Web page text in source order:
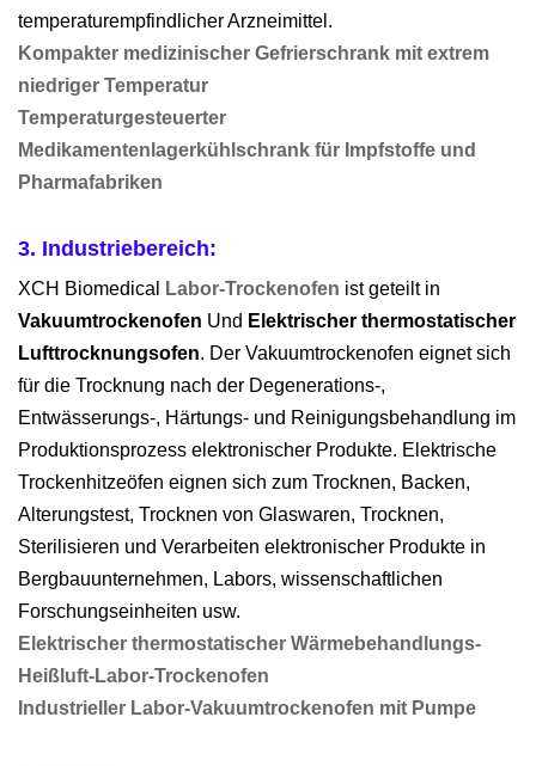
temperaturempfindlicher Arzneimittel.
Kompakter medizinischer Gefrierschrank mit extrem
niedriger Temperatur
Temperaturgesteuerter
Medikamentenlagerkühlschrank für Impfstoffe und
Pharmafabriken
3. Industriebereich:
XCH Biomedical Labor-Trockenofen ist geteilt in
Vakuumtrockenofen Und Elektrischer thermostatischer
Lufttrocknungsofen. Der Vakuumtrockenofen eignet sich
für die Trocknung nach der Degenerations-,
Entwässerungs-, Härtungs- und Reinigungsbehandlung im
Produktionsprozess elektronischer Produkte. Elektrische
Trockenhitzeöfen eignen sich zum Trocknen, Backen,
Alterungstest, Trocknen von Glaswaren, Trocknen,
Sterilisieren und Verarbeiten elektronischer Produkte in
Bergbauunternehmen, Labors, wissenschaftlichen
Forschungseinheiten usw.
Elektrischer thermostatischer Wärmebehandlungs-
Heißluft-Labor-Trockenofen
Industrieller Labor-Vakuumtrockenofen mit Pumpe